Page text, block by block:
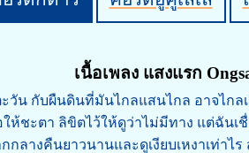
เนื้อเพลง แสงแรก
ะวัน กับผืนดินที่มันไกลแสนไกล อาจไกล
ให้ชะตา ลิขิตไว้ให้ดูว่าไม่มีทาง แต่ฉันเ
กลางคืนยาวนานและดูเงียบเหงาเท่าไ